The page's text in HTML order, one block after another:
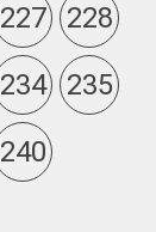
227
228
234
235
240